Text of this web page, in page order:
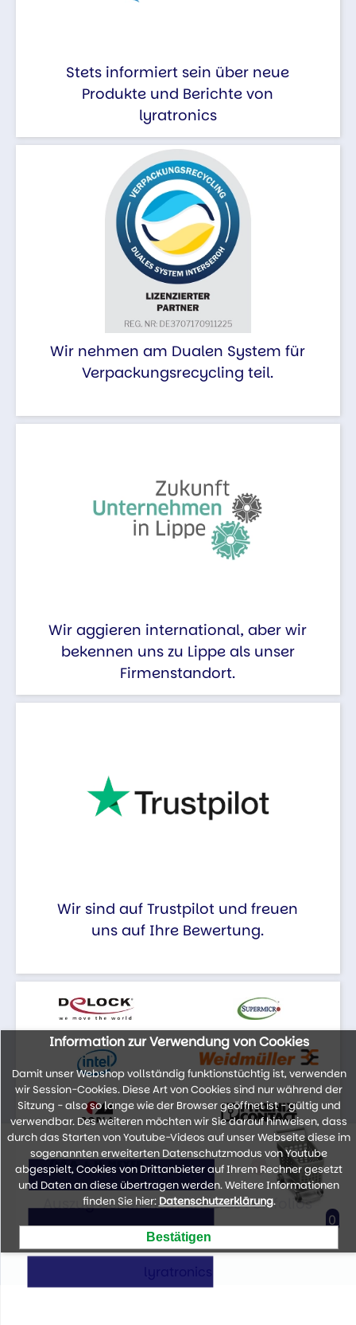
Stets informiert sein über neue
Produkte und Berichte von
lyratronics
Wir nehmen am Dualen System für
Verpackungsrecycling teil.
Wir aggieren international, aber wir
bekennen uns zu Lippe als unser
Firmenstandort.
Wir sind auf Trustpilot und freuen
uns auf Ihre Bewertung.
Auszug der Marken unseres Portfolios
Information zur Verwendung von Cookies
Damit unser Webshop vollständig funktionstüchtig ist, verwenden
wir Session-Cookies. Diese Art von Cookies sind nur während der
Sitzung - also so lange wie der Browser geöffnet ist - gültig und
verwendbar. Des weiteren möchten wir Sie darauf hinweisen, dass
durch das Starten von Youtube-Videos auf unser Webseite diese im
sogenannten erweiterten Datenschutzmodus von Youtube
abgespielt, Cookies von Drittanbieter auf Ihrem Rechner gesetzt
und Daten an diese übertragen werden. Weitere Informationen
finden Sie hier: Datenschutzerklärung.
0